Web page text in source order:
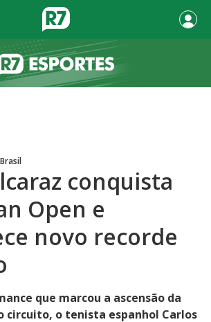
conquista
Open e
novo recorde
que marcou a ascensão da
circuito, o tenista espanhol Carlos